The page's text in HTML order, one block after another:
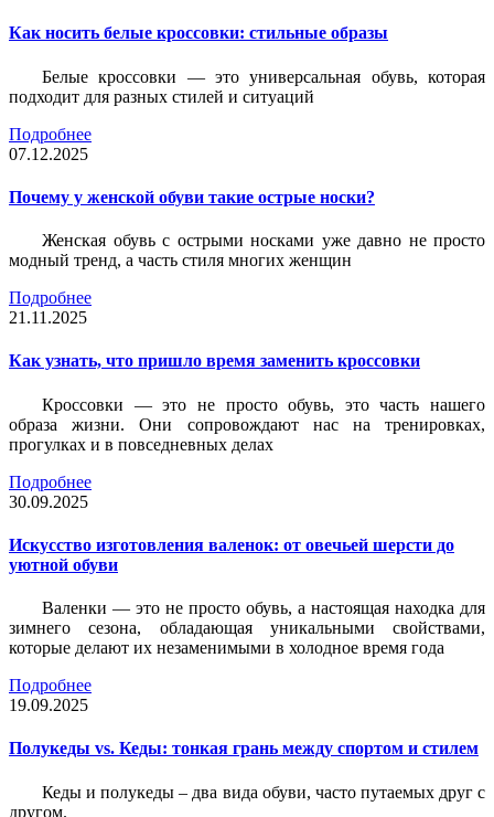
Как носить белые кроссовки: стильные образы
Белые кроссовки — это универсальная обувь, которая
подходит для разных стилей и ситуаций
Подробнее
07.12.2025
Почему у женской обуви такие острые носки?
Женская обувь с острыми носками уже давно не просто
модный тренд, а часть стиля многих женщин
Подробнее
21.11.2025
Как узнать, что пришло время заменить кроссовки
Кроссовки — это не просто обувь, это часть нашего
образа жизни. Они сопровождают нас на тренировках,
прогулках и в повседневных делах
Подробнее
30.09.2025
Искусство изготовления валенок: от овечьей шерсти до
уютной обуви
Валенки — это не просто обувь, а настоящая находка для
зимнего сезона, обладающая уникальными свойствами,
которые делают их незаменимыми в холодное время года
Подробнее
19.09.2025
Полукеды vs. Кеды: тонкая грань между спортом и стилем
Кеды и полукеды – два вида обуви, часто путаемых друг с
другом.